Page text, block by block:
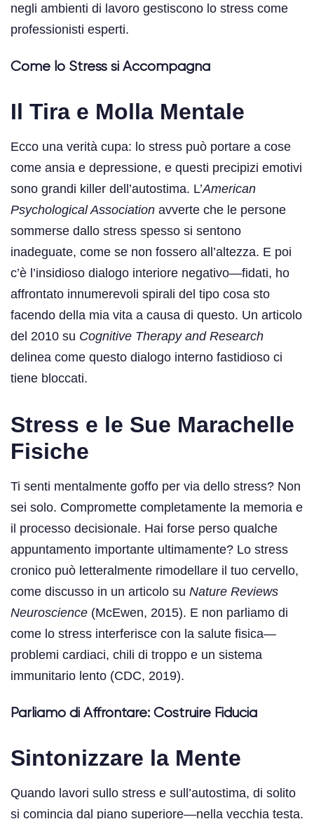
negli ambienti di lavoro gestiscono lo stress come
professionisti esperti.
Come lo Stress si Accompagna
Il Tira e Molla Mentale
Ecco una verità cupa: lo stress può portare a cose
come ansia e depressione, e questi precipizi emotivi
sono grandi killer dell’autostima. L’American
Psychological Association avverte che le persone
sommerse dallo stress spesso si sentono
inadeguate, come se non fossero all’altezza. E poi
c’è l’insidioso dialogo interiore negativo—fidati, ho
affrontato innumerevoli spirali del tipo cosa sto
facendo della mia vita a causa di questo. Un articolo
del 2010 su Cognitive Therapy and Research
delinea come questo dialogo interno fastidioso ci
tiene bloccati.
Stress e le Sue Marachelle
Fisiche
Ti senti mentalmente goffo per via dello stress? Non
sei solo. Compromette completamente la memoria e
il processo decisionale. Hai forse perso qualche
appuntamento importante ultimamente? Lo stress
cronico può letteralmente rimodellare il tuo cervello,
come discusso in un articolo su Nature Reviews
Neuroscience (McEwen, 2015). E non parliamo di
come lo stress interferisce con la salute fisica—
problemi cardiaci, chili di troppo e un sistema
immunitario lento (CDC, 2019).
Parliamo di Affrontare: Costruire Fiducia
Sintonizzare la Mente
Quando lavori sullo stress e sull’autostima, di solito
si comincia dal piano superiore—nella vecchia testa.